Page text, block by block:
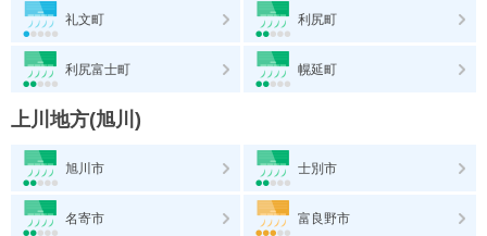
礼文町 利尻町
利尻富士町 幌延町
上川地方(旭川)
旭川市 士別市
名寄市 富良野市